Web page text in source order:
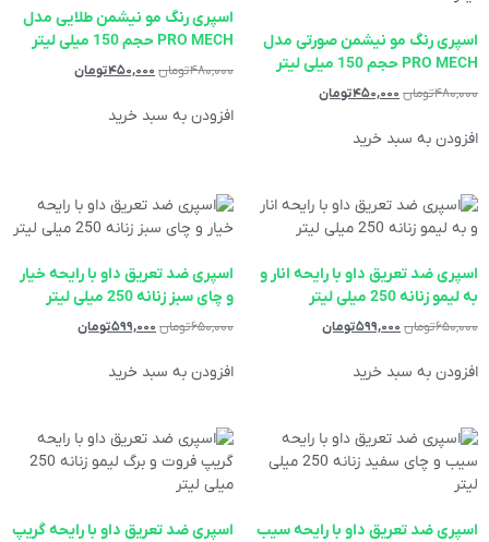
اسپری رنگ مو نیشمن صورتی مدل
PRO MECH حجم 150 میلی لیتر
۴۸۰,۰۰۰تومان ۴۵۰,۰۰۰تومان
افزودن به سبد خرید
اسپری رنگ مو نیشمن طلایی مدل
PRO MECH حجم 150 میلی لیتر
۴۸۰,۰۰۰تومان ۴۵۰,۰۰۰تومان
افزودن به سبد خرید
اسپری ضد تعریق داو با رایحه انار و
به لیمو زنانه 250 میلی لیتر
۶۵۰,۰۰۰تومان ۵۹۹,۰۰۰تومان
افزودن به سبد خرید
اسپری ضد تعریق داو با رایحه خیار
و چای سبز زنانه 250 میلی لیتر
۶۵۰,۰۰۰تومان ۵۹۹,۰۰۰تومان
افزودن به سبد خرید
اسپری ضد تعریق داو با رایحه سیب
اسپری ضد تعریق داو با رایحه گریپ